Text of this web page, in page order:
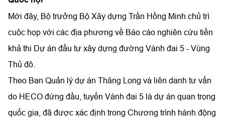
Mới đây, Bộ trưởng Bộ Xây dựng Trần Hồng Minh chủ trì
cuộc họp với các địa phương về Báo cáo nghiên cứu tiền
khả thi Dự án đầu tư xây dựng đường Vành đai 5 - Vùng
Thủ đô.
Theo Ban Quản lý dự án Thăng Long và liên danh tư vấn
do HECO đứng đầu, tuyến Vành đai 5 là dự án quan trọng
quốc gia, đã được xác định trong Chương trình hành động